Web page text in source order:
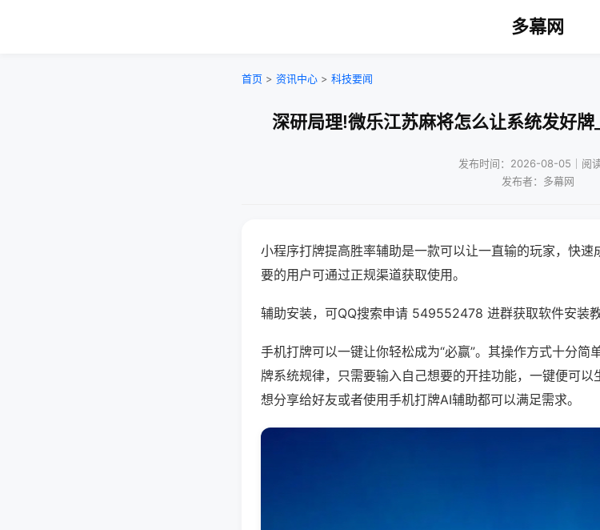
多幕网
首页 > 资讯中心 > 科技要闻
深研局理!微乐江苏麻将怎么让系统发好
发布时间：2026-08-05｜阅
发布者：多幕网
小程序打牌提高胜率辅助是一款可以让一直输的玩家，快速
要的用户可通过正规渠道获取使用。
辅助安装，可QQ搜索申请 549552478 进群获取软件安装
手机打牌可以一键让你轻松成为“必赢”。其操作方式十分
牌系统规律，只需要输入自己想要的开挂功能，一键便可
想分享给好友或者使用手机打牌AI辅助都可以满足需求。